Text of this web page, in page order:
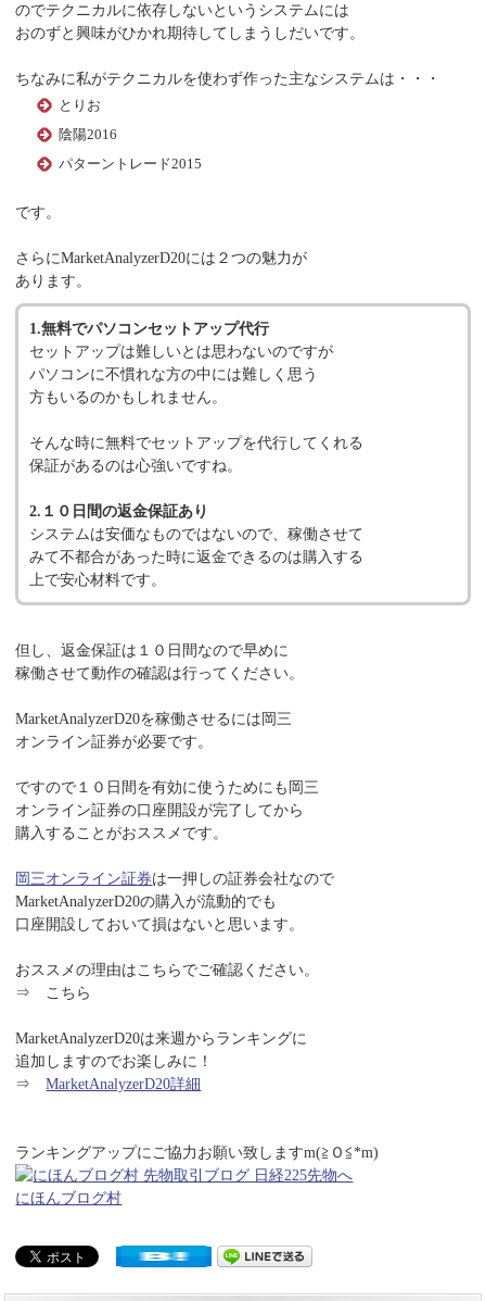
のでテクニカルに依存しないというシステムには
おのずと興味がひかれ期待してしまうしだいです。
ちなみに私がテクニカルを使わず作った主なシステムは・・・
とりお
陰陽2016
パターントレード2015
です。
さらにMarketAnalyzerD20には２つの魅力が
あります。
1.無料でパソコンセットアップ代行
セットアップは難しいとは思わないのですが
パソコンに不慣れな方の中には難しく思う
方もいるのかもしれません。
そんな時に無料でセットアップを代行してくれる
保証があるのは心強いですね。
2.１０日間の返金保証あり
システムは安価なものではないので、稼働させて
みて不都合があった時に返金できるのは購入する
上で安心材料です。
但し、返金保証は１０日間なので早めに
稼働させて動作の確認は行ってください。
MarketAnalyzerD20を稼働させるには岡三
オンライン証券が必要です。
ですので１０日間を有効に使うためにも岡三
オンライン証券の口座開設が完了してから
購入することがおススメです。
岡三オンライン証券は一押しの証券会社なので
MarketAnalyzerD20の購入が流動的でも
口座開設しておいて損はないと思います。
おススメの理由はこちらでご確認ください。
⇒ こちら
MarketAnalyzerD20は来週からランキングに
追加しますのでお楽しみに！
⇒MarketAnalyzerD20詳細
ランキングアップにご協力お願い致しますm(≧Ｏ≦*m)
にほんブログ村